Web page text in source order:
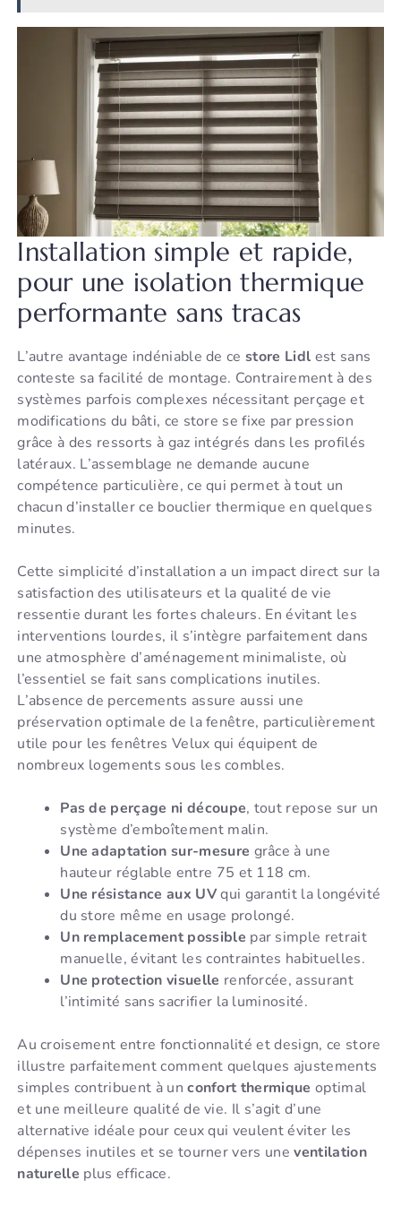
Installation simple et rapide,
pour une isolation thermique
performante sans tracas
L’autre avantage indéniable de cestore Lidl est sans
conteste sa facilité de montage. Contrairement à des
systèmes parfois complexes nécessitant perçage et
modifications du bâti, ce store se fixe par pression
grâce à des ressorts à gaz intégrés dans les profilés
latéraux. L’assemblage ne demande aucune
compétence particulière, ce qui permet à tout un
chacun d’installer ce bouclier thermique en quelques
minutes.
Cette simplicité d’installation a un impact direct sur la
satisfaction des utilisateurs et la qualité de vie
ressentie durant les fortes chaleurs. En évitant les
interventions lourdes, il s’intègre parfaitement dans
une atmosphère d’aménagement minimaliste, où
l’essentiel se fait sans complications inutiles.
L’absence de percements assure aussi une
préservation optimale de la fenêtre, particulièrement
utile pour les fenêtres Velux qui équipent de
nombreux logements sous les combles.
Pas de perçage ni découpe, tout repose sur un
système d’emboîtement malin.
Une adaptation sur-mesure grâce à une
hauteur réglable entre 75 et 118 cm.
Une résistance aux UVqui garantit la longévité
du store même en usage prolongé.
Un remplacement possible par simple retrait
manuelle, évitant les contraintes habituelles.
Une protection visuelle renforcée, assurant
l’intimité sans sacrifier la luminosité.
Au croisement entre fonctionnalité et design, ce store
illustre parfaitement comment quelques ajustements
simples contribuent à unconfort thermique optimal
et une meilleure qualité de vie. Il s’agit d’une
alternative idéale pour ceux qui veulent éviter les
dépenses inutiles et se tourner vers uneventilation
naturelle plus efficace.